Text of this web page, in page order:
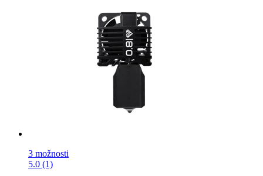
3 možnosti
5.0 (1)